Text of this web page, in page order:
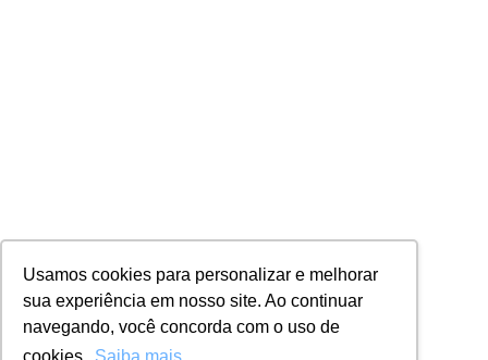
Usamos cookies para personalizar e melhorar
sua experiência em nosso site. Ao continuar
navegando, você concorda com o uso de